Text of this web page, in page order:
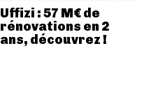
Uffizi : 57 M€ de
rénovations en 2
ans, découvrez !